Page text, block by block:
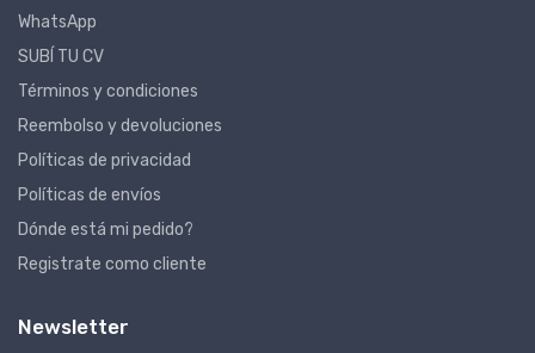
WhatsApp
SUBÍ TU CV
Términos y condiciones
Reembolso y devoluciones
Políticas de privacidad
Políticas de envíos
Dónde está mi pedido?
Registrate como cliente
Newsletter